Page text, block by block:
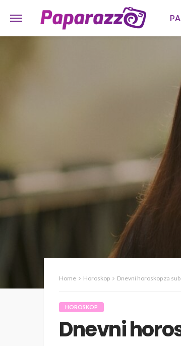
Home Horoskop Dnevni horoskop za
HOROSKOP
Dnevni